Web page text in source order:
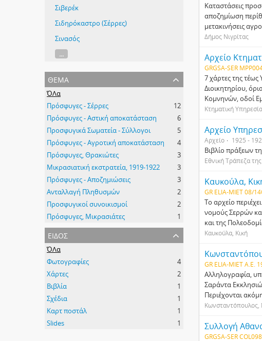
Σιβερέκ
Σιδηρόκαστρο (Σέρρες)
Σινασός
...
θέμα
ΌΛα
Πρόσφυγες - Σέρρες
12
Πρόσφυγες - Αστική αποκατάσταση
6
Προσφυγικά Σωματεία - Σύλλογοι
5
Πρόσφυγες - Αγροτική αποκατάσταση
4
Πρόσφυγες, Θρακιώτες
3
Μικρασιατική εκστρατεία, 1919-1922
3
Πρόσφυγες - Αποζημιώσεις
3
Ανταλλαγή Πληθυσμών
2
Προσφυγικοί συνοικισμοί
2
Πρόσφυγες, Μικρασιάτες
1
είδος
ΌΛα
Φωτογραφίες
4
Χάρτες
2
Βιβλία
1
Σχέδια
1
Καρτ ποστάλ
1
Slides
1
Καταστάσεις
αποζημίωση
μετακινήσεις
Δήμος Νιγρίτας
Αρχείο
GRGSA-SER
7 χάρτες της
Διοικητηρίου,
Κομνηνών, οδοί
Κτηματική
Αρχείο 1925 -
Βιβλίο πράξεων
Εθνική Τράπεζα
Καυκούλα,
GR ELIA-MIET 08/
Το αρχείο
νομούς Σερρών
και της
Καυκούλα, Κική
GR ELIA-MIET Α.Ε.
Αλληλογραφία,
Σαράντα
Περιέχονται
Κωνσταντόπουλος,
Συλλογή
GRGSA-SER